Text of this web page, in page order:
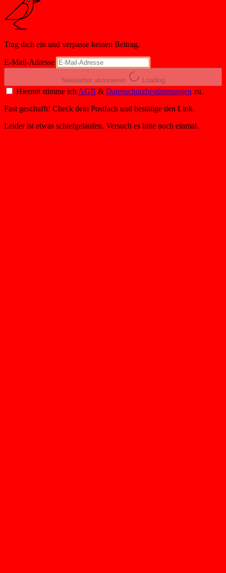
Trag dich ein und verpasse keinen Beitrag.
E-Mail-Adresse
Newsletter abonnieren Loading
Hiermit stimme ich AGB & Datenschutzbestimmungen zu.
Fast geschafft! Check dein Postfach und bestätige den Link.
Leider ist etwas schiefgelaufen. Versuch es bitte noch einmal.